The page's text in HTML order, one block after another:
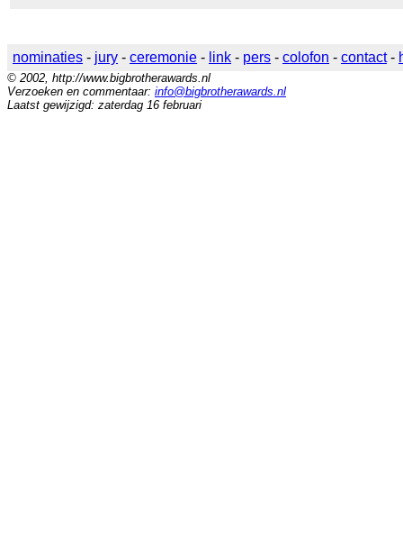
nominaties - jury - ceremonie - link - pers - colofon - contact-
© 2002, http://www.bigbrotherawards.nl
Verzoeken en commentaar: info@bigbrotherawards.nl
Laatst gewijzigd: zaterdag 16 februari